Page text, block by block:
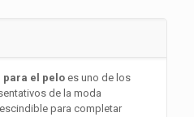
para el pelo es uno de los
de la moda
para completar